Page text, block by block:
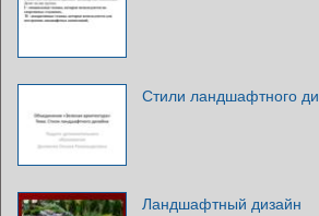
Стили ландшафтного
Ландшафтный дизайн